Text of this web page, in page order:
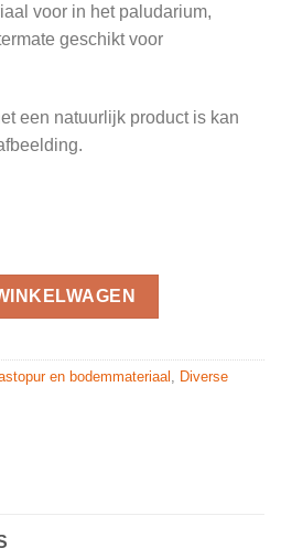
voor in het paludarium,
geschikt voor
een natuurlijk product is kan
en bodemmateriaal , Diverse